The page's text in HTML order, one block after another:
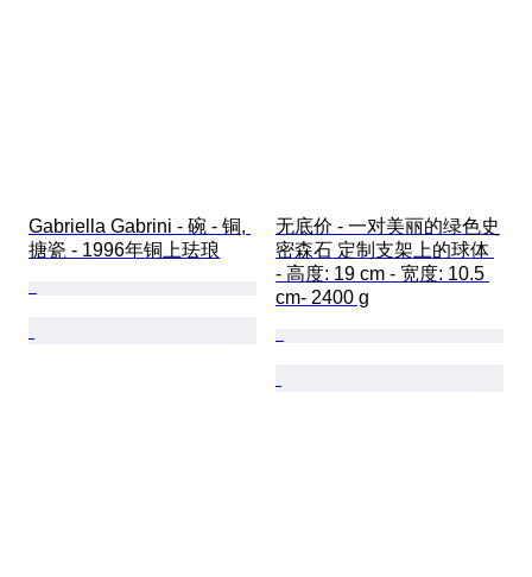
Gabriella Gabrini - 碗 - 铜,
搪瓷 - 1996年铜上珐琅
无底价 - 一对美丽的绿色史
密森石 定制支架上的球体
- 高度: 19 cm - 宽度: 10.5
cm- 2400 g